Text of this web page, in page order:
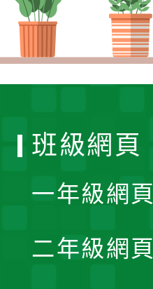
班級網頁
一年級網頁
二年級網頁